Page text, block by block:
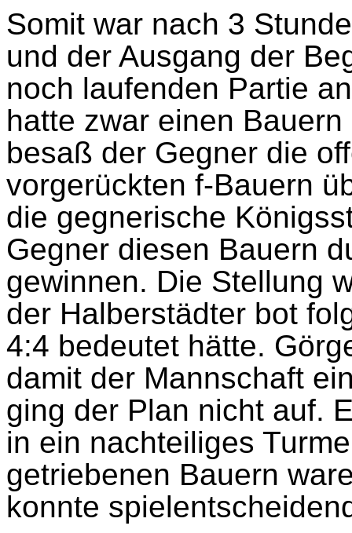
Somit war nach 3
und der Ausgang der
noch laufenden Partie
hatte zwar einen
besaß der Gegner die
vorgerückten f-Bauern
die gegnerische
Gegner diesen Bauern
gewinnen. Die Stellung
der Halberstädter bot
4:4 bedeutet hätte.
damit der Mannschaft
ging der Plan nicht auf.
in ein nachteiliges
getriebenen Bauern
konnte